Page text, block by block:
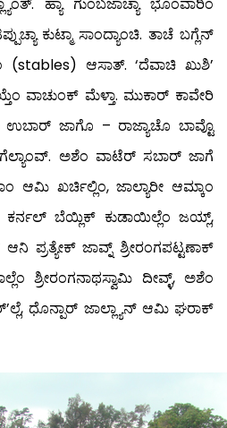
ಕುಟ್ಮಾ ಸಾಂದ್ಯಾಂಚಿ. ತಾಚೆ ಬಗ್ಲೆನ್
(stables) ಆಸಾತ್. ‘ದೆವಾಚಿ ಖುಶಿ’
ವಾಚುಂಕ್ ಮೆಳ್ತಾ. ಮುಕಾರ್ ಕಾವೇರಿ
ಜಾಗೊ – ರಾಜ್ಯಾಚೊ ಬಾವ್ಟೊ
ಅಶೆಂ ವಾಟೆರ್ ಸಬಾರ್ ಜಾಗೆ
ಆಮಿ ಖರ್ಚಿಲ್ಲಿಂ, ಜಾಲ್ಯಾರೀ ಆಮ್ಕಾಂ
ಕರ್ನಲ್ ಬೆಯ್ಲಿಕ್ ಕುಡಾಯಿಲ್ಲೆಂ ಜಯ್ಲ್,
ಪ್ರತ್ಯೇಕ್ ಜಾವ್ನ್ ಶ್ರೀರಂಗಪಟ್ಟಣಾಕ್
ಶ್ರೀರಂಗನಾಥಸ್ವಾಮಿ ದೀವ್ಳ್, ಅಶೆಂ
ಧೊನ್ಪಾರ್ ಜಾಲ್ಲ್ಯಾನ್ ಆಮಿ ಘರಾಕ್